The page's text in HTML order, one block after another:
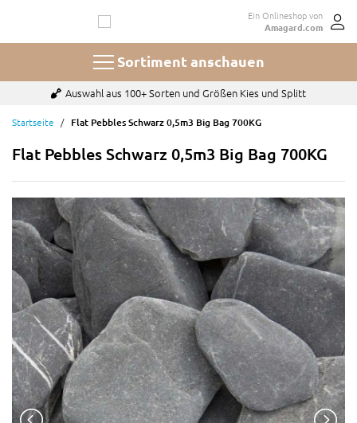
springen
Ein Onlineshop von
Amagard.com
Sortiment anschauen
Bezahlen mit u.a. Paypal, Karte oder auf
Startseite Flat Pebbles Schwarz 0,5m3 Big Bag 700KG
Flat Pebbles Schwarz 0,5m3 Big Bag 700KG